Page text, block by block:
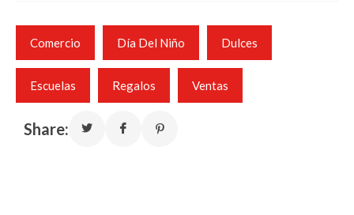
Comercio Día Del Niño Dulces
Escuelas Regalos Ventas
Share: